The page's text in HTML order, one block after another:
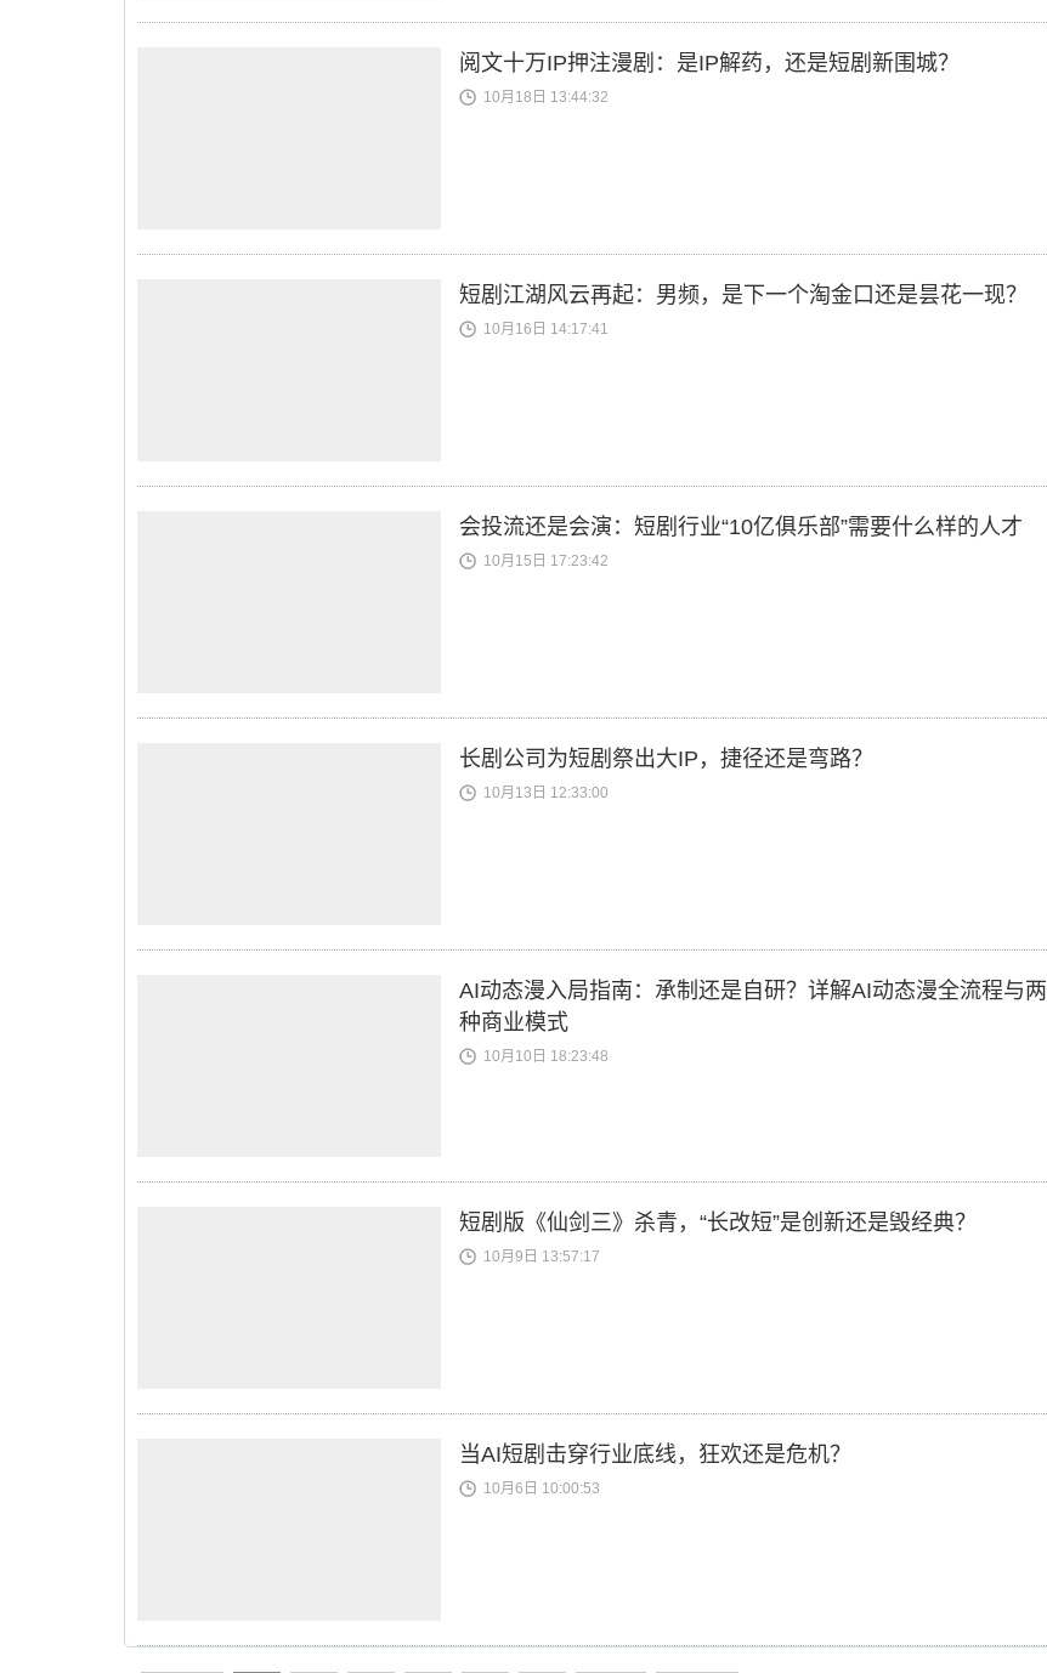
阅文十万IP押注漫剧：是IP解药，还是短剧新围城？
10月18日 13:44:32
短剧江湖风云再起：男频，是下一个淘金口还是昙花一现？
10月16日 14:17:41
会投流还是会演：短剧行业“10亿俱乐部”需要什么样的人才
10月15日 17:23:42
长剧公司为短剧祭出大IP，捷径还是弯路？
10月13日 12:33:00
AI动态漫入局指南：承制还是自研？详解AI动态漫全流程与两
种商业模式
10月10日 18:23:48
短剧版《仙剑三》杀青，“长改短”是创新还是毁经典？
10月9日 13:57:17
当AI短剧击穿行业底线，狂欢还是危机？
10月6日 10:00:53